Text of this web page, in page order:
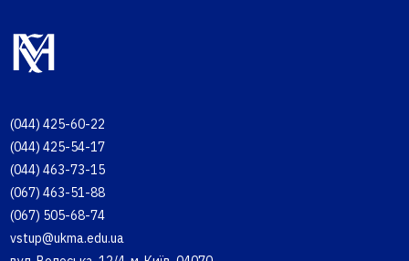
(044) 425-60-22
(044) 425-54-17
(044) 463-73-15
(067) 463-51-88
(067) 505-68-74
vstup@ukma.edu.ua